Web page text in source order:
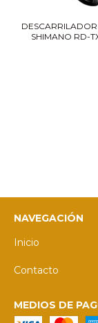
SHIMANO RD-
NAVEGACIÓN
Inicio
Contacto
MEDIOS DE